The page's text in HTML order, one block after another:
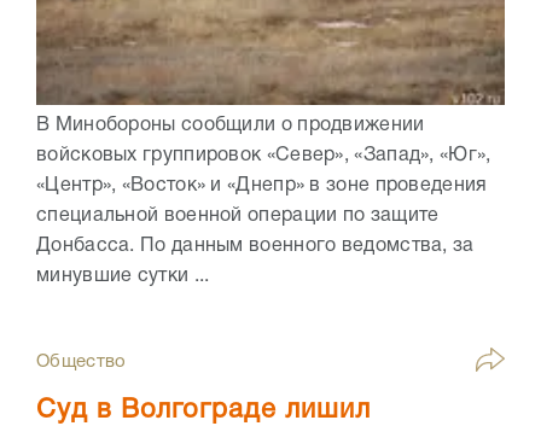
В Минобороны сообщили о продвижении
войсковых группировок «Север», «Запад», «Юг»,
«Центр», «Восток» и «Днепр» в зоне проведения
специальной военной операции по защите
Донбасса. По данным военного ведомства, за
минувшие сутки ...
Общество
Суд в Волгограде лишил